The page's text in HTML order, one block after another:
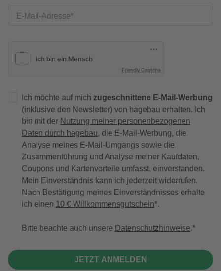
E-Mail-Adresse
Friendly Captcha
Ich möchte auf mich zugeschnittene E-Mail-Werbung
(inklusive den Newsletter) von hagebau erhalten. Ich
bin mit der Nutzung meiner personenbezogenen
Daten durch hagebau, die E-Mail-Werbung, die
Analyse meines E-Mail-Umgangs sowie die
Zusammenführung und Analyse meiner Kaufdaten,
Coupons und Kartenvorteile umfasst, einverstanden.
Mein Einverständnis kann ich jederzeit widerrufen.
Nach Bestätigung meines Einverständnisses erhalte
ich einen 10 € Willkommensgutschein*.
Bitte beachte auch unsere Datenschutzhinweise.
JETZT ANMELDEN